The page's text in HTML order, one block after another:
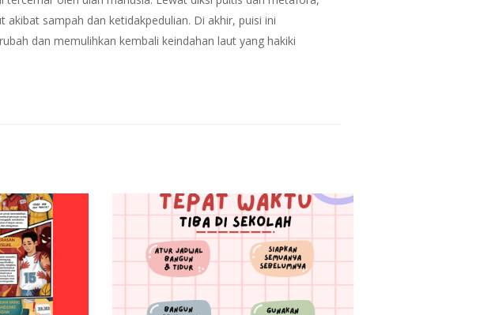
sampah dan ketidakpedulian. Di akhir, puisi ini
dan memulihkan kembali keindahan laut yang hakiki